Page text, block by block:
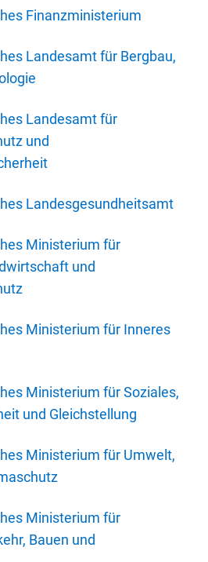
Finanzministerium
Landesamt für Bergbau,
Landesamt für
und
Landesgesundheitsamt
Ministerium für
und
Ministerium für Inneres
Ministerium für Soziales,
und Gleichstellung
Ministerium für Umwelt,
Ministerium für
Bauen und